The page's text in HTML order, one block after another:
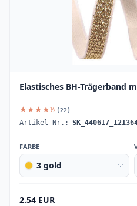
Elastisches BH-Trägerband
★★★★½ (22)
Artikel-Nr.:
FARBE
3 gold
2.54 EUR